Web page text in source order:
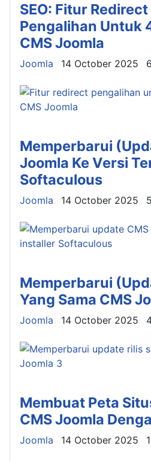
SEO: Fitur
Pengalihan Untuk
CMS Joomla
Details
Joomla 14 October 2025
Memperbarui
Joomla Ke Versi
Softaculous
Details
Joomla 14 October 2025
Memperbarui
Yang Sama CMS
Details
Joomla 14 October 2025
Membuat Peta
CMS Joomla
Details
Joomla 14 October 2025